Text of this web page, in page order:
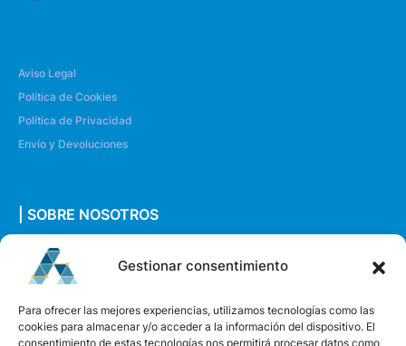
Gestionar consentimiento
Para ofrecer las mejores experiencias, utilizamos tecnologías como las
cookies para almacenar y/o acceder a la información del dispositivo. El
consentimiento de estas tecnologías nos permitirá procesar datos como
Aviso Legal
Política de Cookies
Política de Privacidad
Envío y Devoluciones
| SOBRE NOSOTROS
Quiénes somos
Envíanos un mensaje